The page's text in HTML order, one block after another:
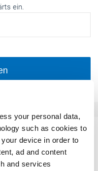
your personal data,
such as cookies to
device in order to
ad and content
and services
ein.